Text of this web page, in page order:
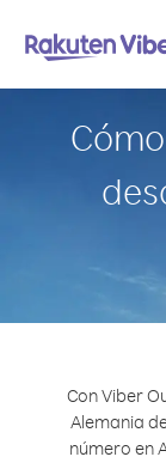
Con Viber
Alemania
número en